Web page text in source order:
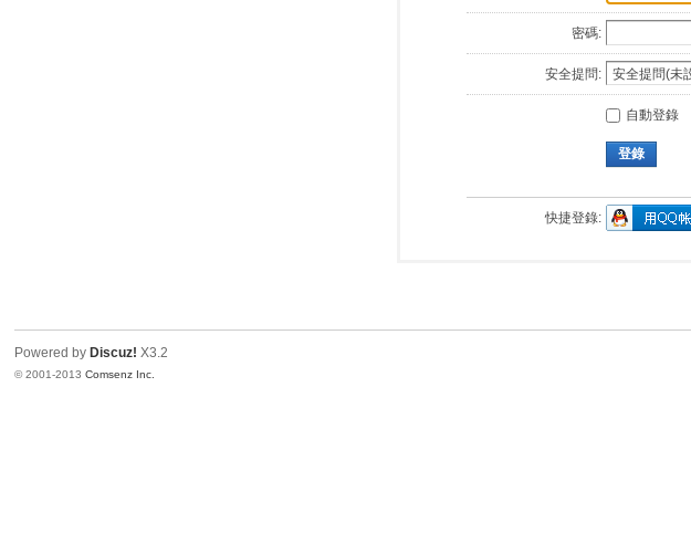
密碼:
安全提問:
自動登錄
登錄
快捷登錄:
Powered by Discuz! X3.2
© 2001-2013Comsenz Inc.